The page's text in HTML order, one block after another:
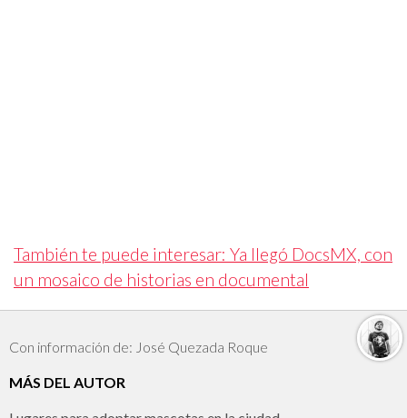
También te puede interesar: Ya llegó DocsMX, con
un mosaico de historias en documental
Con información de: José Quezada Roque
MÁS DEL AUTOR